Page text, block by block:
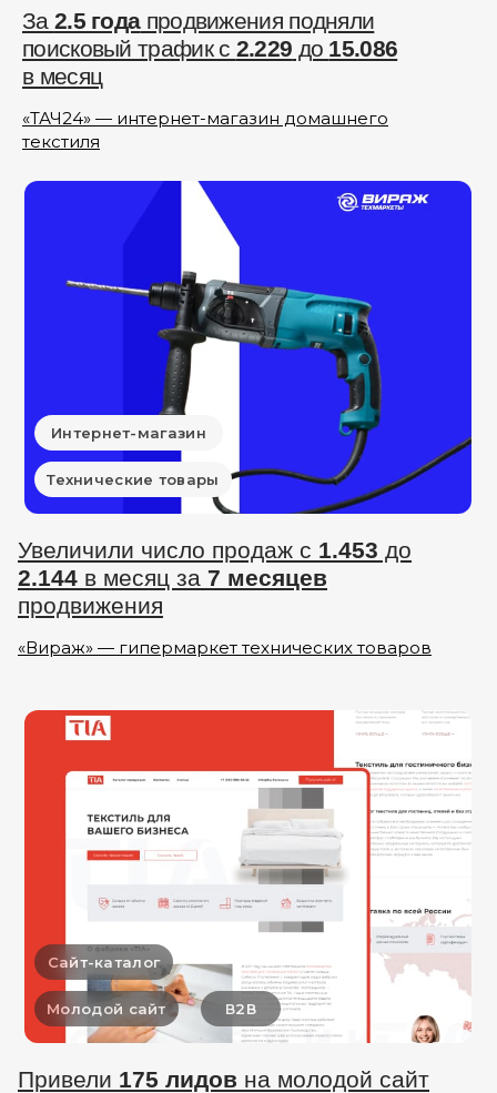
За 2.5 годапродвижения подняли
поисковый трафик с 2.229 до 15.086
в месяц
«ТАЧ24» — интернет-магазин домашнего
текстиля
Увеличили число продаж с 1.453 до
2.144 в месяц за 7 месяцев
продвижения
«Вираж» — гипермаркет технических товаров
Интернет-магазин
Технические товары
Привели 175 лидов на молодой сайт
Молодой сайт В2В
Сайт-каталог